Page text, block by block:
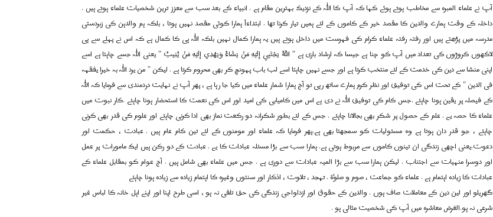
آپ نے علماء المبرہ سے مخاطب ہوتے ہوئے کہا کہ آپ کا اللہ کے نزدیک بہترین مقام ہے . انبیاء کے بعد سب سے معزز ترین شخصیات علماء ہوتے ہیں .
داخلہ کے وقت ہمارے والدین کا مقصد خیر کے کاموں کے لئے ہمیں تیار کرنا تھا . ابتداءاً ہمارا کوئی مقصد نہیں ہوتا ، بلکہ ہم والدہن کی زبردستی
مدرسہ میں پڑھتے ہیں اور رفتہ رفتہ علماء کرام کی فہرست میں داخل ہوتے ہیں یہ ہمارا کمال نہیں بلکہ اللہ ہی کا کمال ہے کہ اس نے پہلے سے ہی
لاکھوں کروڑوں کی تعداد میں آپ کو چنا ہے جیسا کہ ارشاد باری ہے ” اللَّهُ يَجْتَبِي إِلَيْهِ مَنْ يَشَاءُ وَيَهْدِي إِلَيْهِ مَنْ يُنِيبُ ” یعنی اللہ جسے چاہتا ہے اسے
اپنی منشا سے دین کی خدمت کے لئے منتخب کرتا ہے اور جسے نہیں چاہتا اسے لب باب پہونچ کر بھی محروم کرتا ہے . لیکن ” من یرد اللہ بہ خیرا یفقہہ
فی الدین ” کے تحت اس کی توفیق اور نظر کرم ہمارے ساتھ رہی تو آج ہمارا شمار علماء میں کیا جا رہا ہے ، پھر آپ نے نہایت دردمندی سے فرمایا کہ اللہ
کے فیصلہ پر یقین ہونا چاہئے .جس کام کی توفیق اللہ نے دی ہے اس میں کامیابی کی امید اور اس کی نعمت کا استحضار ہونا چاہئے .کار نبوت میں
علماء کا حصہ یے . علم کے حصول پر شکر بھی بجالانا چاہئے . جس کے لئے بطور شکرانہ دو رکعت نماز بھی ادا کرنی چاہئے اور علوم کی قدر بھی کرنی
چاہئے ، جو قدر دان ہوتا ہے وہ مسئولیات کو سمجھتا بھی ہے.پھر فرمایا کہ علماء اور مومنوں کے لئے تین کام عام ہیں . عبادت ، حکمت اور
دعوت.یعنی اچھی زندگی ان تینوں کاموں سے مربوط ہوتی ہے. ہمارا سب سے بڑا مسئلہ عبادات کا یے . عبادت کے دو رکن ہیں ایک مامورات پر عمل
اور دوسرا منہیات سے اجتناب . لیکن ہمارا سب سے بڑا المیہ عبادات سے دوری ہے . جس میں علماء بھی شامل ہیں . آج عوام کو بمقابل علماء کے
عبادات کا زیادہ اہتمام ہے . علماء کو جماعت ، صوم و صلوٰۃ . تہجد ، تلاوت ، اذکار اور سنتوں وغیرہ کا اہتمام زیادہ سے زیادہ ہونا چاہئے
گھریلو اور لین دین کے معاملات صاف ہوں . والدین کے حقوق اور ازداواجی زندگی کی حق تلفی نہ ہو ، اسی طرح اپنا اور اپنے اہل خانہ کا لباس غیر
شرعی نہ ہو.الغرض معاشرہ میں آپ کی شخصیت مثالی ہو .